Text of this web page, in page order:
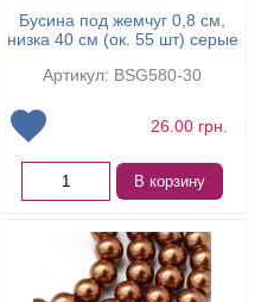
Бусина под жемчуг 0,8 см,
низка 40 см (ок. 55 шт) серые
Артикул: BSG580-30
26.00 грн.
В корзину